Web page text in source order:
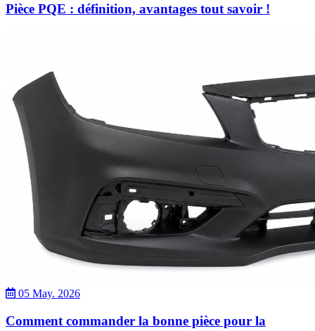
Pièce PQE : définition, avantages tout savoir !
05 May. 2026
Comment commander la bonne pièce pour la